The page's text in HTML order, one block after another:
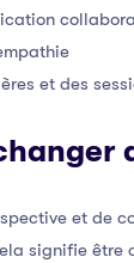
et des
et de
signifie être